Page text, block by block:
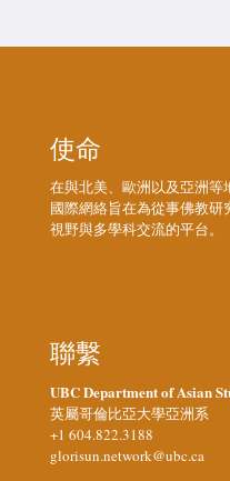
使命
在與北美、歐洲以及亞洲等
國際網絡旨在為從事佛教
視野與多學科交流的平台。
聯繫
UBC Department of Asian
英屬哥倫比亞大學亞洲系
+1 604.822.3188
glorisun.network@ubc.ca